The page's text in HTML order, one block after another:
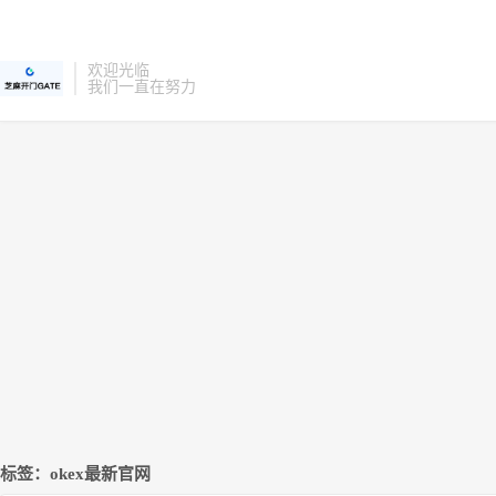
欢迎光临
我们一直在努力
标签：okex最新官网